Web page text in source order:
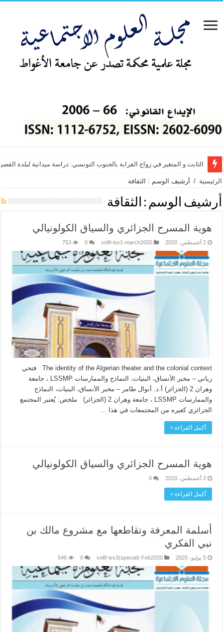
الثابت و المتغير في زواج القرابة بالجنوب التونسي: دراسة ميدانية لبلدة
دور الموارد البشرية في تطور أداء العاملين بالمدارس الخاصة الفلسطينية
الرئيسية / أرشيف الوسم : الثقافة
أرشيف الوسم : الثقافة
هوية المسرح الجزائري والسياق الكولونيالي
2 أغسطس، 2020 vol9-iss1-march2020
0
753
The identity of the Algerian theater and the colonial context فتحي
زياني – مخبر الأنساق، البنيات، النماذج والممارسات LSSMP ، جامعة
وهران 2 (الجزائر) أ.د. أنوال طامر – مخبر الأنساق، البنيات، النماذج
والممارسات LSSMP ، جامعة وهران 2 (الجزائر) ملخص: يُعتبر المجتمع
الجزائري كغيره من المجتمعات في هذا …
أكمل القراءة »
هوية المسرح الجزائري والسياق الكولونيالي
2 أغسطس، 2020 0
أكمل القراءة »
أسلمة المعرفة وتقاطعها مع مشروع مالك بن
نبي الفكري
5 يوليو، 2020 vol8-iss3(special)-Feb2020
0
546